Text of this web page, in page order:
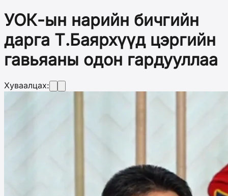
УОК-ын нарийн бичгийн
дарга Т.Баярхүүд цэргийн
гавьяаны одон гардууллаа
Хуваалцах: